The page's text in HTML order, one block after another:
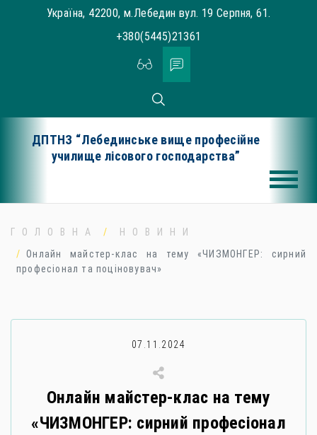
Україна, 42200, м.Лебедин вул. 19 Серпня, 61.
+380(5445)21361
ДПТНЗ “Лебединське вище професійне
училище лісового господарства”
ГОЛОВНА
НОВИНИ
Онлайн майстер-клас на тему «ЧИЗМОНГЕР: сирний
професіонал та поціновувач»
07.11.2024
Онлайн майстер-клас на тему
«ЧИЗМОНГЕР: сирний професіонал